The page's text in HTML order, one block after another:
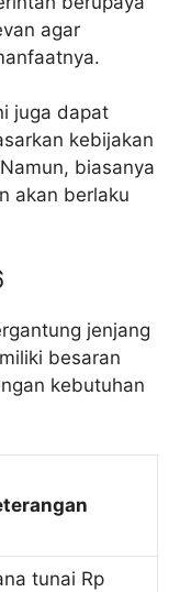
agar
juga dapat
kebijakan
biasanya
akan berlaku
jenjang
besaran
kebutuhan
tunai Rp